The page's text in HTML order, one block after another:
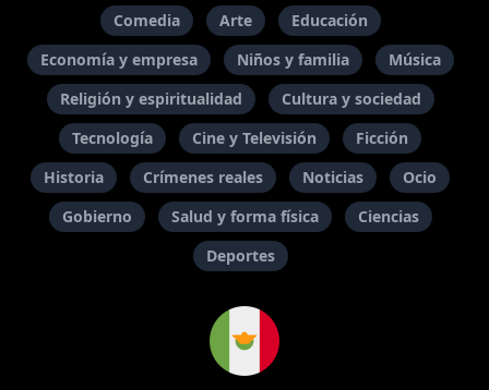
Comedia Arte
Educación
Economía y empresa
Niños y familia
Música
Religión y espiritualidad
Cultura y sociedad
Tecnología
Cine y Televisión
Ficción
Historia
Crímenes reales Noticias
Ocio
Gobierno
Salud y forma física
Ciencias
Deportes